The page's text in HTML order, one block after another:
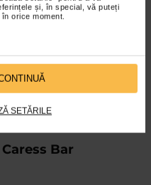
și, în special, vă puteți
orice moment.
SETĂRILE
Caress Bar